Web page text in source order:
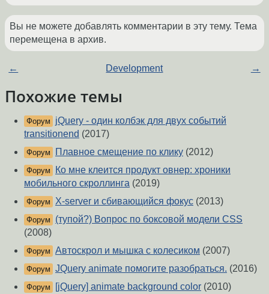
Вы не можете добавлять комментарии в эту тему. Тема
перемещена в архив.
← Development →
Похожие темы
Форум
jQuery - один колбэк для двух событий
transitionend (2017)
Форум Плавное смещение по клику (2012)
Форум
Ко мне клеится продукт овнер: хроники
мобильного скроллинга (2019)
Форум X-server и сбивающийся фокус (2013)
Форум
(тупой?) Вопрос по боксовой модели CSS
(2008)
Форум Автоскрол и мышка с колесиком (2007)
Форум JQuery animate помогите разобраться. (2016)
Форум [jQuery] animate background color (2010)